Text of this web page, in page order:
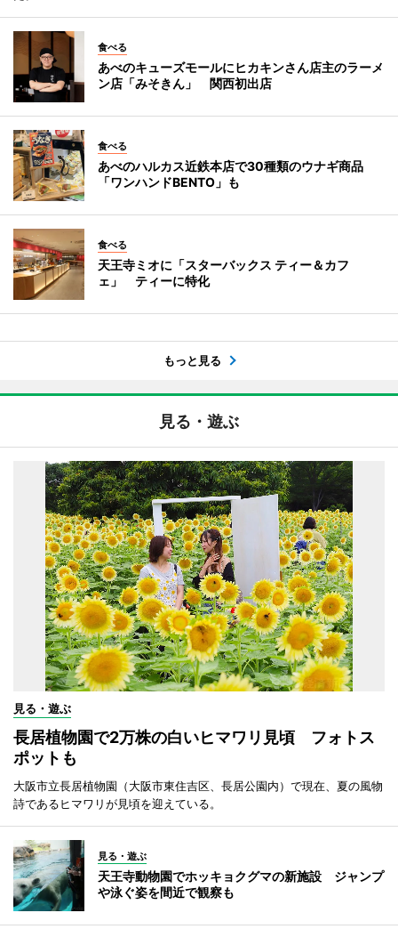
食べる
あべのキューズモールにヒカキンさん店主のラーメ
ン店「みそきん」 関西初出店
食べる
あべのハルカス近鉄本店で30種類のウナギ商品
「ワンハンドBENTO」も
食べる
天王寺ミオに「スターバックス ティー＆カフ
ェ」 ティーに特化
もっと見る
見る・遊ぶ
見る・遊ぶ
長居植物園で2万株の白いヒマワリ見頃 フォトス
ポットも
大阪市立長居植物園（大阪市東住吉区、長居公園内）で現在、夏の風物
詩であるヒマワリが見頃を迎えている。
見る・遊ぶ
天王寺動物園でホッキョクグマの新施設 ジャンプ
や泳ぐ姿を間近で観察も